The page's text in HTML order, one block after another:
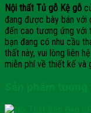
Nội thất Tủ gỗ Kệ gỗ
đang được bày bán với
đến cao tương ứng với
bạn đang có nhu cầu
thất này, vui lòng liên
miễn phí về thiết kế và